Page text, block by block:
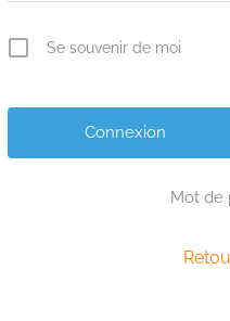
Se souvenir de moi
Mot de